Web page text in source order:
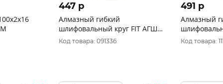
447 p
Алмазный гибкий
шлифовальный круг FIT АГШК
(липучка), влажное
шлифование, 100 мм, Р 50
Код товара: 091336
491 p
Алмазный
(липучка),
100 мм,
Код товара: